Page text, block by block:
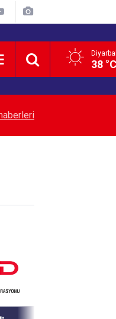
38
teklifi nihai çözüm değil,